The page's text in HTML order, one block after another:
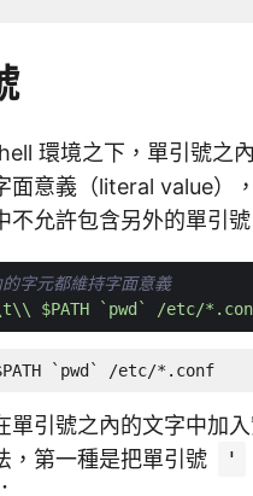
環境之下，單引號之
面意義（literal value）
不允許包含另外的單引號
字元都維持字面意義
$PATH `pwd` /etc/
`pwd` /etc/*.conf
單引號之內的文字中加入
，第一種是把單引號
'